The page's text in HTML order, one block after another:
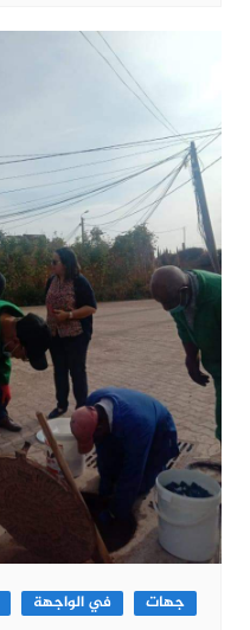
جهات في الواجهة